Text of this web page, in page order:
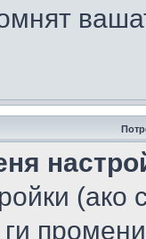
(ако